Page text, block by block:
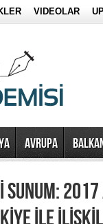
VIDEOLAR
AVRUPA
SUNUM: